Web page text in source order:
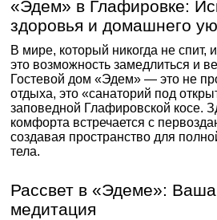
«Эдем» в Глафировке:
здоровья и домашнего
В мире, который никогда не спит,
это возможность замедлиться и
Гостевой дом «Эдем» — это не
отдыха, это «санаторий под
заповедной Глафировской косе.
комфорта встречается с
создавая пространство для
тела.
Рассвет в «Эдеме»:
медитация